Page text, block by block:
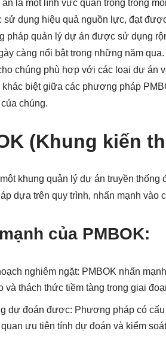
là một lĩnh vực quan trọng trong
sử dụng hiệu quả nguồn lực, đạt
pháp quản lý dự án được sử dụng
càng nổi bật trong những năm
chúng phù hợp với các loại dự án
biệt giữa các phương pháp
chúng.
(Khung kiến
khung quản lý dự án truyền
dựa trên quy trình, nhấn mạnh vào
của PMBOK:
nghiêm ngặt: PMBOK nhấn
và thách thức tiềm tàng trong giai
dự đoán được: Phương pháp có
ưu tiên tính dự đoán và kiểm